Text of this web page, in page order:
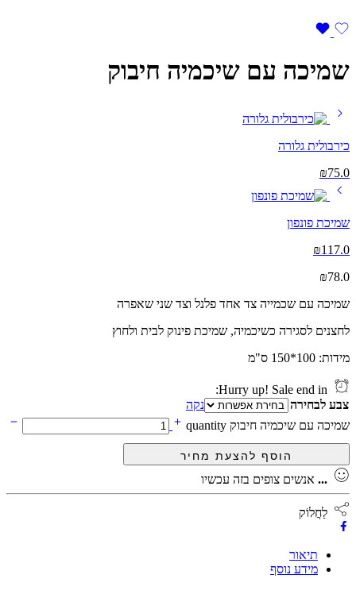
שמיכה עם שיכמיה חיבוק
כירבולית גלורה
₪75.0
שמיכת פונפון
₪117.0
₪78.0
שמיכה עם שכמייה צד אחד פלנל וצד שני שאפרה
לחצנים לסגירה כשיכמיה, שמיכת פינוק לבית ולחוץ
מידות: 100*150 ס"מ
צבע לבחירה
נקה
שמיכה עם שיכמיה חיבוק quantity
... אנשים צופים בזה עכשיו
לַחֲלוֹק
תיאור
מידע נוסף